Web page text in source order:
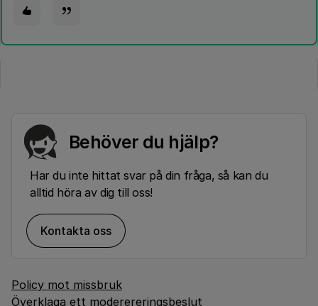
Behöver du hjälp?
Har du inte hittat svar på din fråga, så kan du
alltid höra av dig till oss!
Kontakta oss
Policy mot missbruk
Överklaga ett moderereringsbeslut